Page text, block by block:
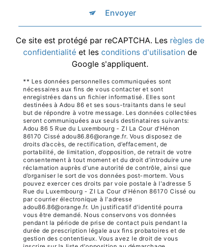
Envoyer
Ce site est protégé par reCAPTCHA. Les règles de
confidentialité et les conditions d'utilisation de
Google s'appliquent.
** Les données personnelles communiquées sont
nécessaires aux fins de vous contacter et sont
enregistrées dans un fichier informatisé. Elles sont
destinées à Adou 86 et ses sous-traitants dans le seul
but de répondre à votre message. Les données collectées
seront communiquées aux seuls destinataires suivants:
Adou 86 5 Rue du Luxembourg - ZI La Cour d'Hénon
86170 Cissé adou86.86@orange.fr. Vous disposez de
droits d’accès, de rectification, d’effacement, de
portabilité, de limitation, d’opposition, de retrait de votre
consentement à tout moment et du droit d’introduire une
réclamation auprès d’une autorité de contrôle, ainsi que
d’organiser le sort de vos données post-mortem. Vous
pouvez exercer ces droits par voie postale à l'adresse 5
Rue du Luxembourg - ZI La Cour d'Hénon 86170 Cissé ou
par courrier électronique à l'adresse
adou86.86@orange.fr. Un justificatif d'identité pourra
vous être demandé. Nous conservons vos données
pendant la période de prise de contact puis pendant la
durée de prescription légale aux fins probatoires et de
gestion des contentieux. Vous avez le droit de vous